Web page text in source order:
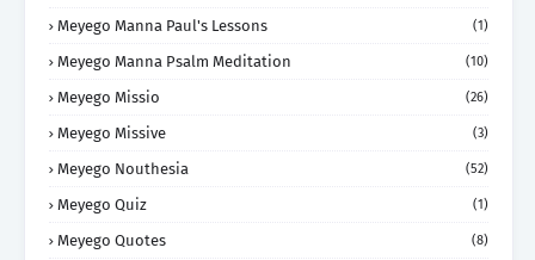
Meyego Manna Paul's Lessons (1)
Meyego Manna Psalm Meditation (10)
Meyego Missio (26)
Meyego Missive (3)
Meyego Nouthesia (52)
Meyego Quiz (1)
Meyego Quotes (8)